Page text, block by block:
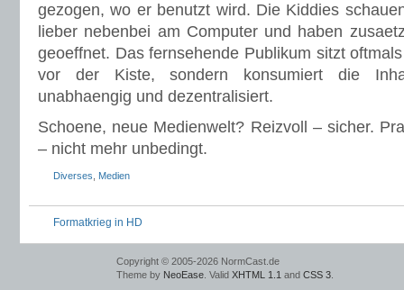
gezogen, wo er benutzt wird. Die Kiddies
lieber nebenbei am Computer und haben
geoeffnet. Das fernsehende Publikum sitzt
vor der Kiste, sondern konsumiert die
unabhaengig und dezentralisiert.
Schoene, neue Medienwelt? Reizvoll – sicher.
– nicht mehr unbedingt.
Diverses Medien
Formatkrieg in HD
Copyright © 2005-2026 NormCast.de
Theme by NeoEase . Valid XHTML 1.1 and CSS 3